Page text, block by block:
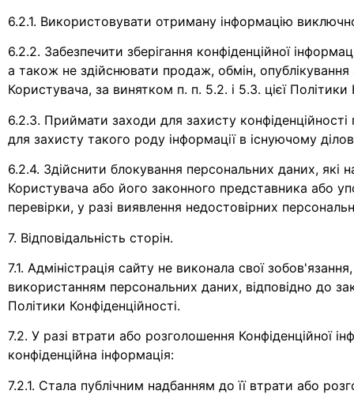
6.2.1. Використовувати отриману інформацію
6.2.2. Забезпечити зберігання конфіденційної
а також не здійснювати продаж, обмін,
Користувача, за винятком п. п. 5.2. і 5.3. цієї Політики
6.2.3. Приймати заходи для захисту
для захисту такого роду інформації в існуючому
6.2.4. Здійснити блокування персональних даних, які
Користувача або його законного представника або
перевірки, у разі виявлення недостовірних
7. Відповідальність сторін.
7.1. Адміністрація сайту не виконала свої
використанням персональних даних, відповідно до
Політики Конфіденційності.
7.2. У разі втрати або розголошення Конфіденційної
конфіденційна інформація:
7.2.1. Стала публічним надбанням до її втрати або